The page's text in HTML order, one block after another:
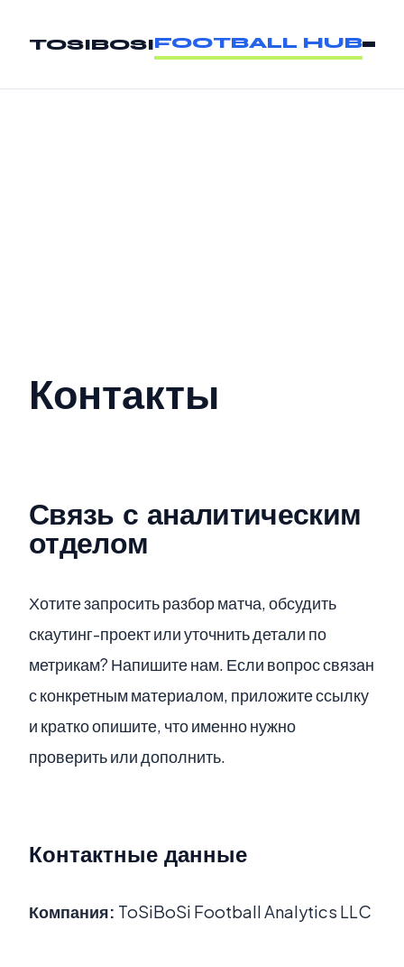
TOSIBOSIFOOTBALL HUB
Контакты
Связь с аналитическим
отделом
Хотите запросить разбор матча, обсудить
скаутинг-проект или уточнить детали по
метрикам? Напишите нам. Если вопрос связан
с конкретным материалом, приложите ссылку
и кратко опишите, что именно нужно
проверить или дополнить.
Контактные данные
Компания: ToSiBoSi Football Analytics LLC